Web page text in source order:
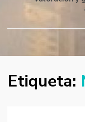
Etiqueta: